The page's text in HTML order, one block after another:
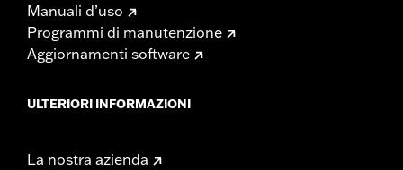
Manuali d’uso
Programmi di manutenzione
Aggiornamenti software
ULTERIORI INFORMAZIONI
La nostra azienda